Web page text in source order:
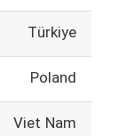
Türkiye
Poland
Viet Nam